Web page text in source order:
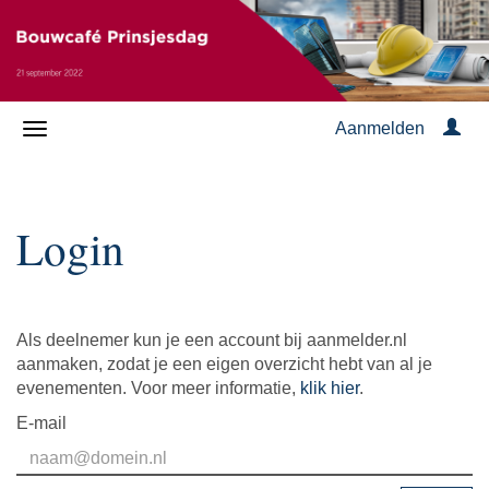
Aanmelden
Login
Als deelnemer kun je een account bij aanmelder.nl
aanmaken, zodat je een eigen overzicht hebt van al je
evenementen. Voor meer informatie, klik hier.
E-mail